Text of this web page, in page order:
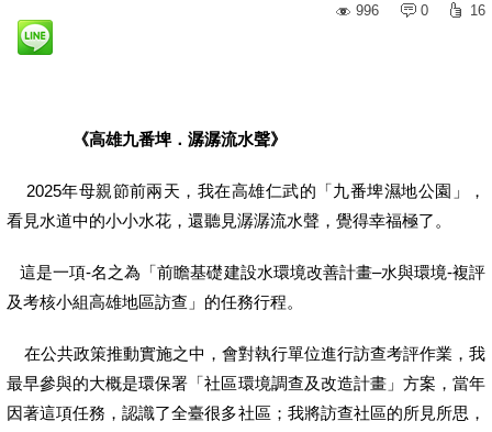
996
0 16
《高雄九番埤．潺潺流水聲》
2025年母親節前兩天 ，我在高雄仁武的「九番埤濕地公園」，
看見水道中的小小水花，還聽見潺潺流水聲，覺得幸福極了。
這是一項-名之為「前瞻基礎建設水環境改善計畫–水與環境-複評
及考核小組高雄地區訪查」的任務行程。
在公共政策推動實施之中，會對執行單位進行訪查考評作業，我
最早參與的大概是環保署「社區環境調查及改造計畫」方案，當年
因著這項任務，認識了全臺很多社區；我將訪查社區的所見所思，